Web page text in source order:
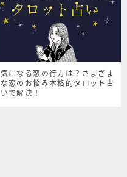
気になる恋の行方は？さまざま
な恋のお悩み本格的タロット占
いで解決！